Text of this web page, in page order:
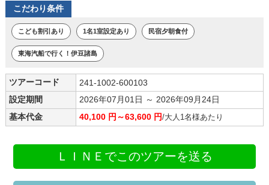
こだわり条件
こども割引あり 1名1室設定あり 民宿夕朝食付
東海汽船で行く！伊豆諸島
ツアーコード
241-1002-600103
設定期間
2026年07月01日 ～ 2026年09月24日
基本代金
40,100 円～63,600 円/大人1名様あたり
ＬＩＮＥでこのツアーを送る